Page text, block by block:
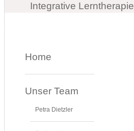
Integrative Lerntherapie
Home
Unser Team
Petra Dietzler